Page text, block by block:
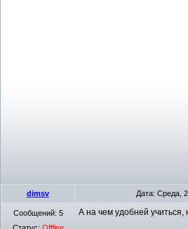
dimsv Дата: Среда,
Сообщений: 5
А на чем удобней